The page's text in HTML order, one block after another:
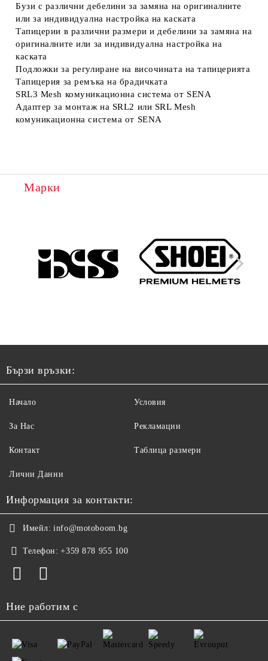
Бузи с различни дебелини за замяна на оригиналните
или за индивидуална настройка на каската
Тапицерии в различни размери и дебелини за замяна на
оригиналните или за индивидуална настройка на
каската
Подложки за регулиране на височината на тапицерията
Тапицерия за ремъка на брадичката
SRL3 Mesh комуникационна система от SENA
Адаптер за монтаж на SRL2 или SRL Mesh
комуникационна система от SENA
Марки
Бързи връзки:
Начало
За Нас
Контакт
Лични Данни
Условия
Рекламации
Таблица размери
Информация за контакти:
Имейл: info@motoboom.bg
Телефон: +359 878 955 100
Ние работим с